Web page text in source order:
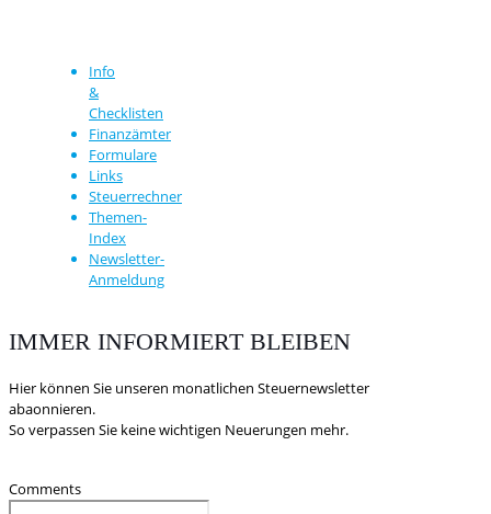
Info
&
Checklisten
Finanzämter
Formulare
Links
Steuerrechner
Themen-
Index
Newsletter-
Anmeldung
IMMER INFORMIERT BLEIBEN
Hier können Sie unseren monatlichen Steuernewsletter
abaonnieren.
So verpassen Sie keine wichtigen Neuerungen mehr.
Comments